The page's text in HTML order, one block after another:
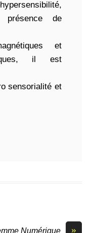
présence de
et
il est
sensorialité et
»
Numérique